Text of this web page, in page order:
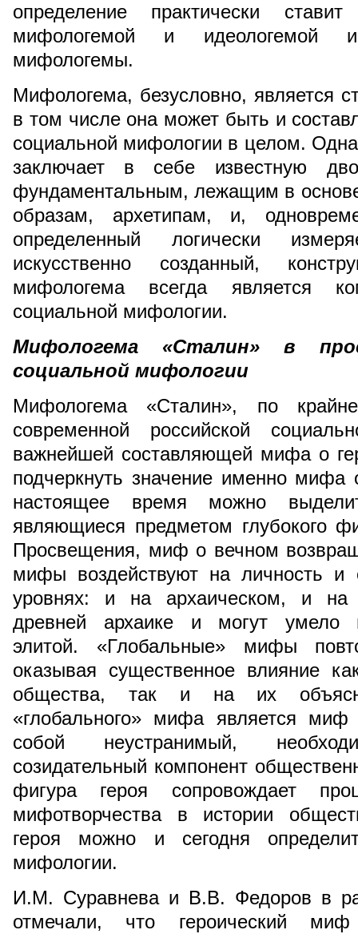
определение практически
мифологемой и идеологемой
мифологемы.
Мифологема, безусловно, является
в том числе она может быть и
социальной мифологии в целом.
заключает в себе известную
фундаментальным, лежащим в
образам, архетипам, и,
определенный логически
искусственно созданный,
мифологема всегда является
социальной мифологии.
Мифологема «Сталин» в
социальной мифологии
Мифологема «Сталин», по
современной российской
важнейшей составляющей мифа о
подчеркнуть значение именно
настоящее время можно
являющиеся предметом глубокого
Просвещения, миф о вечном
мифы воздействуют на личность
уровнях: и на архаическом, и на
древней архаике и могут умело
элитой. «Глобальные» мифы
оказывая существенное влияние
общества, так и на их
«глобального» мифа является
собой неустранимый,
созидательный компонент
фигура героя сопровождает
мифотворчества в истории
героя можно и сегодня
мифологии.
И.М. Суравнева и В.В. Федоров в
отмечали, что героический миф